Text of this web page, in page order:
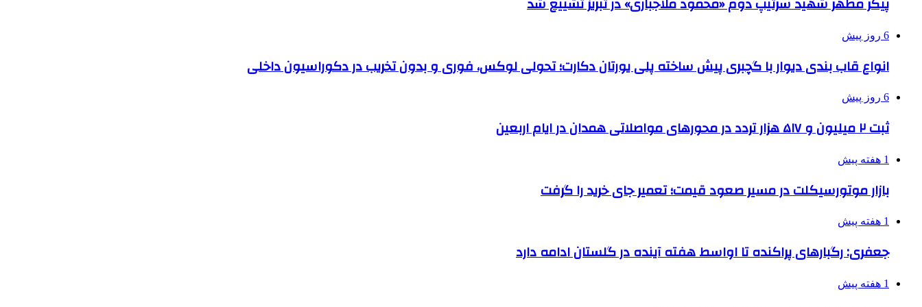
6 روز پیش
انواع قاب بندی دیوار با گچبری پیش ساخته پلی یورتان دکارت؛ تحولی لوکس، فوری و بدون تخریب در دکوراسیون داخلی
6 روز پیش
ثبت ۲ میلیون و ۵۱۷ هزار تردد در محورهای مواصلاتی همدان در ایام اربعین
1 هفته پیش
بازار موتورسیکلت در مسیر صعود قیمت؛ تعمیر جای خرید را گرفت
1 هفته پیش
جعفری: رگبارهای پراکنده تا اواسط هفته آینده در گلستان ادامه دارد
1 هفته پیش